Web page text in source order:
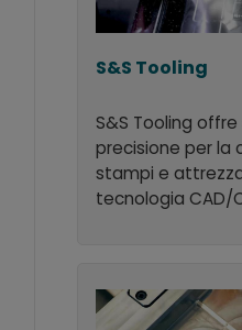
S&S Tooling
S&S Tooling offre
precisione per la
stampi e
tecnologia CAD/